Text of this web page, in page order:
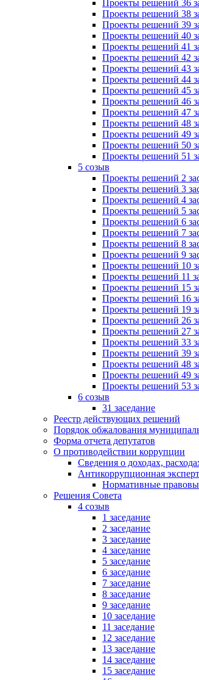
Проекты решений 36
Проекты решений 38
Проекты решений 39
Проекты решений 40
Проекты решений 41
Проекты решений 42
Проекты решений 43
Проекты решений 44
Проекты решений 45
Проекты решений 46
Проекты решений 47
Проекты решений 48
Проекты решений 49
Проекты решений 50
Проекты решений 51
5 созыв
Проекты решений 2
Проекты решений 3
Проекты решений 4
Проекты решений 5
Проекты решений 6
Проекты решений 7
Проекты решений 8
Проекты решений 9
Проекты решений 10
Проекты решений 11
Проекты решений 15
Проекты решений 16
Проекты решений 19
Проекты решений 26
Проекты решений 27
Проекты решений 33
Проекты решений 39
Проекты решений 48
Проекты решений 49
Проекты решений 53
6 созыв
31 заседание
Реестр действующих решений
Порядок обжалования
Форма отчета депутатов
О противодействии коррупции
Сведения о доходах,
Антикоррупционная
Нормативные
Решения Совета
4 созыв
1 заседание
2 заседание
3 заседание
4 заседание
5 заседание
6 заседание
7 заседание
8 заседание
9 заседание
10 заседание
11 заседание
12 заседание
13 заседание
14 заседание
15 заседание